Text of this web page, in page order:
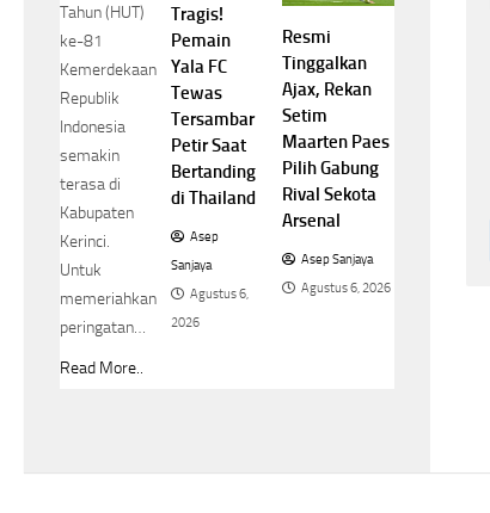
Tahun (HUT)
ke-81
Kemerdekaan
Republik
Indonesia
semakin
terasa di
Kabupaten
Kerinci.
Untuk
memeriahkan
peringatan…
Read More..
Tragis!
Pemain
Yala FC
Tewas
Tersambar
Petir Saat
Bertanding
di Thailand
Asep
Sanjaya
Agustus 6,
2026
Resmi
Tinggalkan
Ajax, Rekan
Setim
Maarten Paes
Pilih Gabung
Rival Sekota
Arsenal
Asep Sanjaya
Agustus 6, 2026